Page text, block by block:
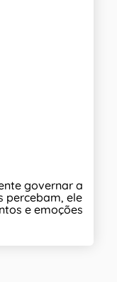
governar a
percebam, ele
e emoções